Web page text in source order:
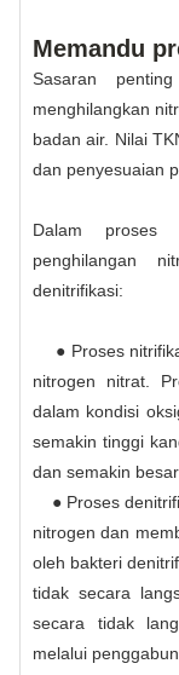
Memandu
Sasaran
menghilangkan
badan air. Nilai
dan penyesuaian
Dalam proses
penghilangan
denitrifikasi:
● Proses
nitrogen nitrat.
dalam kondisi
semakin tinggi
dan semakin
● Proses
nitrogen dan
oleh bakteri
tidak secara
secara tidak
melalui